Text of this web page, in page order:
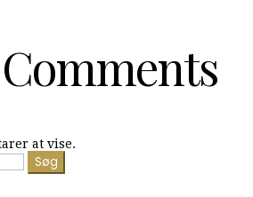
at vise.